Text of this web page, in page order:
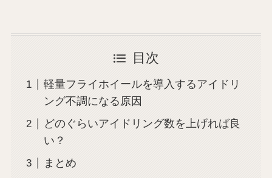
目次
軽量フライホイールを導入するアイドリ
ング不調になる原因
どのぐらいアイドリング数を上げれば良
い？
まとめ